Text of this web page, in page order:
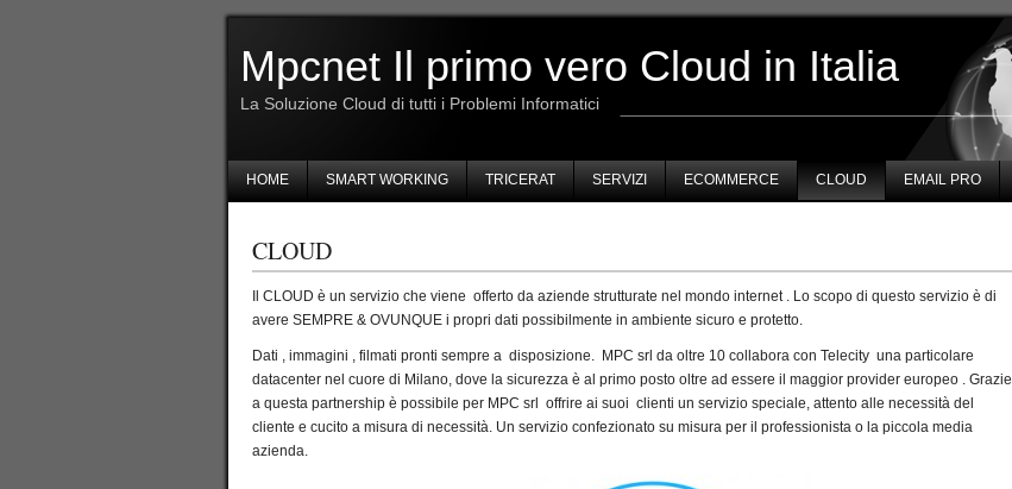
Mpcnet Il primo vero Cloud in Italia
La Soluzione Cloud di tutti i Problemi Informatici
HOME SMART WORKING TRICERAT SERVIZI ECOMMERCE CLOUD EMAIL PRO
CLOUD
Il CLOUD è un servizio che viene offerto da aziende strutturate nel mondo internet . Lo scopo di questo servizio è di
avere SEMPRE & OVUNQUE i propri dati possibilmente in ambiente sicuro e protetto.
Dati , immagini , filmati pronti sempre a disposizione. MPC srl da oltre 10 collabora con Telecity una particolare
datacenter nel cuore di Milano, dove la sicurezza è al primo posto oltre ad essere il maggior provider europeo . Grazie
a questa partnership è possibile per MPC srl offrire ai suoi clienti un servizio speciale, attento alle necessità del
cliente e cucito a misura di necessità. Un servizio confezionato su misura per il professionista o la piccola media
azienda.